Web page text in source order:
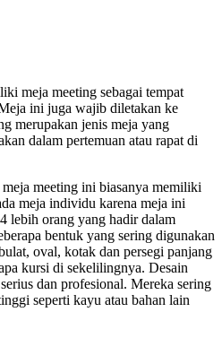
meja meeting sebagai tempat
ini juga wajib diletakan ke
merupakan jenis meja yang
dalam pertemuan atau rapat di
meeting ini biasanya memiliki
meja individu karena meja ini
lebih orang yang hadir dalam
bentuk yang sering digunakan
oval, kotak dan persegi panjang
kursi di sekelilingnya. Desain
dan profesional. Mereka sering
seperti kayu atau bahan lain